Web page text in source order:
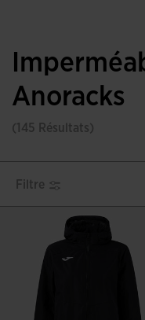
Anoracks
(145 Résultats)
Filtre